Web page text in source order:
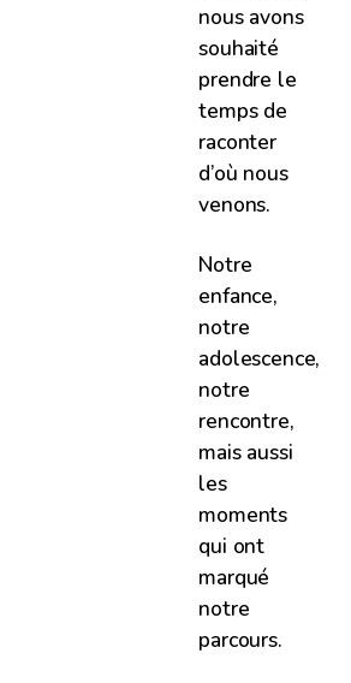
nous avons
souhaité
prendre le
temps de
raconter
d’où nous
venons.
Notre
enfance,
notre
adolescence,
notre
rencontre,
mais aussi
les
moments
qui ont
marqué
notre
parcours.